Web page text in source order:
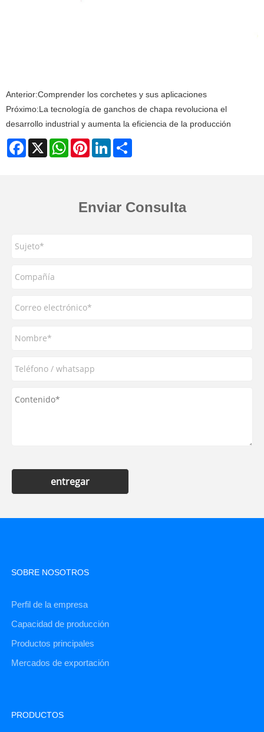
Anterior:Comprender los corchetes y sus aplicaciones
Próximo:La tecnología de ganchos de chapa revoluciona el
desarrollo industrial y aumenta la eficiencia de la producción
Facebook
X WhatsAppPinterestLinkedIn
Enviar Consulta
entregar
SOBRE NOSOTROS
Perfil de la empresa
Capacidad de producción
Productos principales
Mercados de exportación
PRODUCTOS